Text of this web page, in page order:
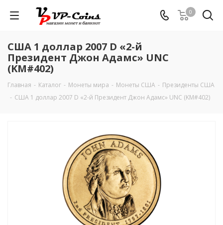
0
США 1 доллар 2007 D «2-й
Президент Джон Адамс» UNC
(KM#402)
Главная - Каталог - Монеты мира - Монеты США - Президенты США
- США 1 доллар 2007 D «2-й Президент Джон Адамс» UNC (KM#402)